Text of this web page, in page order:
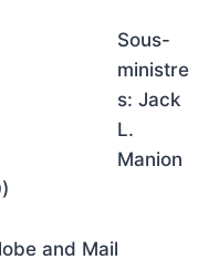
Sous-
ministre
s: Jack
L.
Manion
and Mail